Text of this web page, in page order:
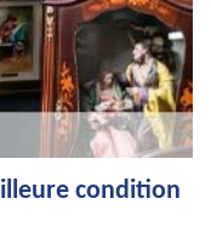
condition